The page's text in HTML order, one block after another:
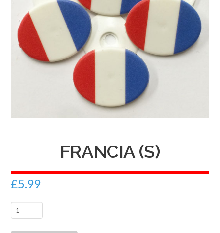
FRANCIA (S)
£5.99
Francia